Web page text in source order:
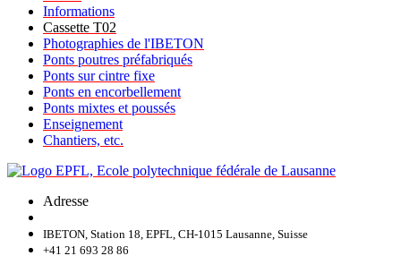
Informations
Cassette T02
Photographies de l'IBETON
Ponts poutres préfabriqués
Ponts sur cintre fixe
Ponts en encorbellement
Ponts mixtes et poussés
Enseignement
Chantiers, etc.
Adresse
IBETON, Station 18, EPFL, CH-1015 Lausanne, Suisse
+41 21 693 28 86